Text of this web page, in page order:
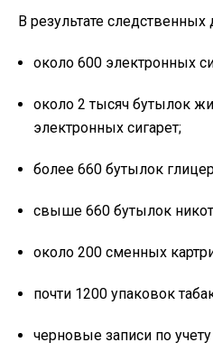
В результате следственных
около 600 электронных
около 2 тысяч бутылок
электронных сигарет;
более 660 бутылок
свыше 660 бутылок
около 200 сменных
почти 1200 упаковок
черновые записи по учету